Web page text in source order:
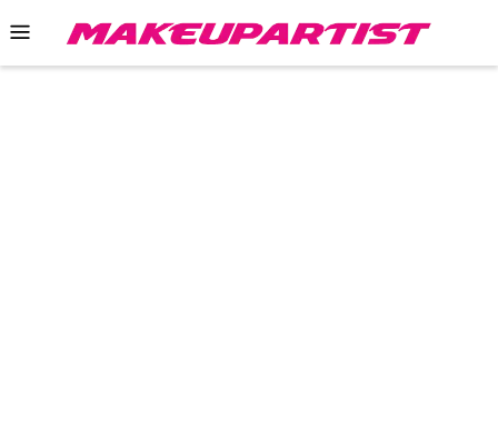
to
content
Mobile
Menu